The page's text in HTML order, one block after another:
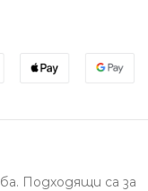
Подходящи са за